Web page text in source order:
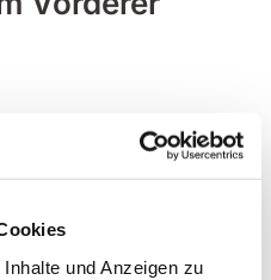
und Anzeigen zu